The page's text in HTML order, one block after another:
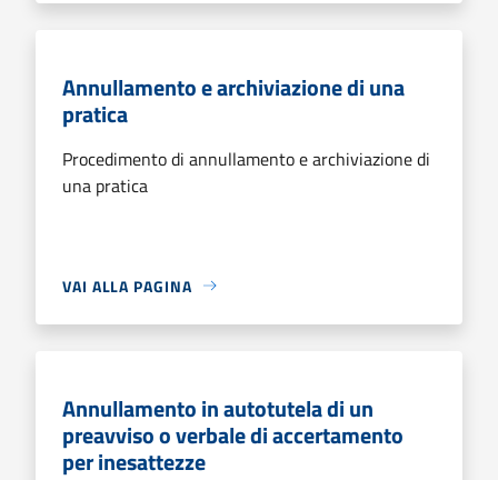
Annullamento e archiviazione di una
pratica
Procedimento di annullamento e archiviazione di
una pratica
VAI ALLA PAGINA
Annullamento in autotutela di un
preavviso o verbale di accertamento
per inesattezze